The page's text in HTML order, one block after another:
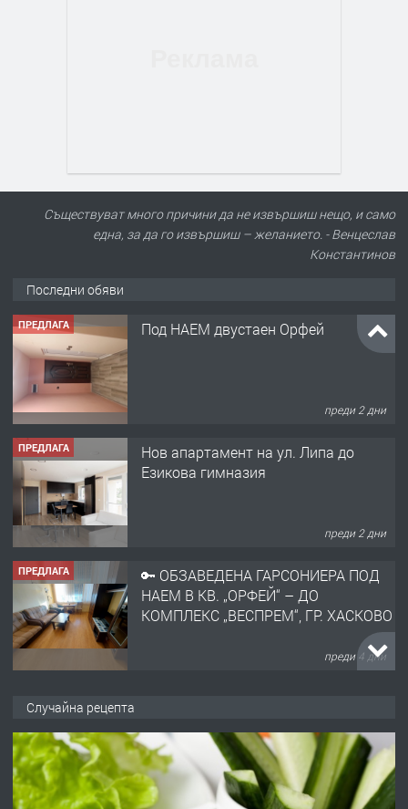
Съществуват много причини да не извършиш нещо, и само
една, за да го извършиш – желанието. - Венцеслав
Константинов
Последни обяви
ПРЕДЛАГА Под НАЕМ двустаен Орфей
преди 2 дни
ПРЕДЛАГА
Нов апартамент на ул. Липа до
Езикова гимназия
преди 2 дни
ПРЕДЛАГА
🔑 ОБЗАВЕДЕНА ГАРСОНИЕРА ПОД
НАЕМ В КВ. „ОРФЕЙ“ – ДО
КОМПЛЕКС „ВЕСПРЕМ“, ГР. ХАСКОВО
преди 4 дни
АПАРТАМЕНТ В ЦЕНТЪРА НА ГР.
ХАСКОВО
преди 5 дни
Случайна рецепта